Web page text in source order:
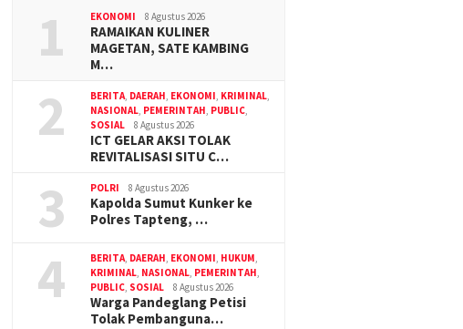
1 EKONOMI 8 Agustus 2026
RAMAIKAN KULINER
MAGETAN, SATE KAMBING
M…
2 BERITA, DAERAH, EKONOMI, KRIMINAL,
NASIONAL, PEMERINTAH, PUBLIC,
SOSIAL
8 Agustus 2026
ICT GELAR AKSI TOLAK
REVITALISASI SITU C…
3 POLRI 8 Agustus 2026
Kapolda Sumut Kunker ke
Polres Tapteng, …
4 BERITA, DAERAH, EKONOMI, HUKUM,
KRIMINAL, NASIONAL, PEMERINTAH,
PUBLIC, SOSIAL 8 Agustus 2026
Warga Pandeglang Petisi
Tolak Pembanguna…